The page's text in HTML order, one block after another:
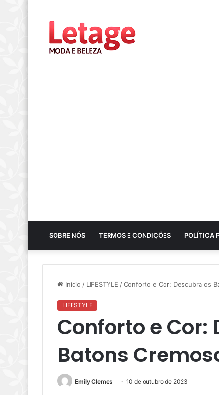
SOBRE NÓS TERMOS E CONDIÇÕES POLÍTICA
Início / LIFESTYLE /Conforto e Cor: Descubra os
LIFESTYLE
Conforto e Cor:
Batons
Emily Clemes 10 de outubro de 2023